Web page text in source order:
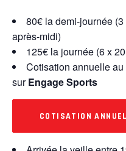
80€ la demi-journée
après-midi)
125€ la journée (6 x
Cotisation annuelle
surEngage Sports
COTISATION